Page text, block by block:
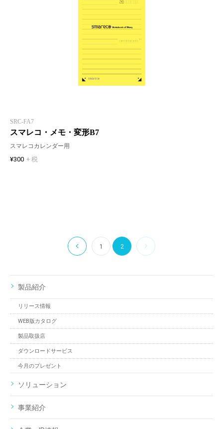
SRC-FA7
スマレコ・メモ・変形B7
スマレコカレンダー用
¥300 + 税
1 2
製品紹介
リリース情報
WEB版カタログ
製品取扱店
ダウンロードサービス
今月のプレゼント
ソリューション
事業紹介